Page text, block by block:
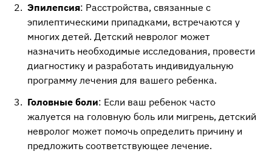
Эпилепсия: Расстройства, связанные с
эпилептическими припадками, встречаются у
многих детей. Детский невролог может
назначить необходимые исследования, провести
диагностику и разработать индивидуальную
программу лечения для вашего ребенка.
Головные боли: Если ваш ребенок часто
жалуется на головную боль или мигрень, детский
невролог может помочь определить причину и
предложить соответствующее лечение.